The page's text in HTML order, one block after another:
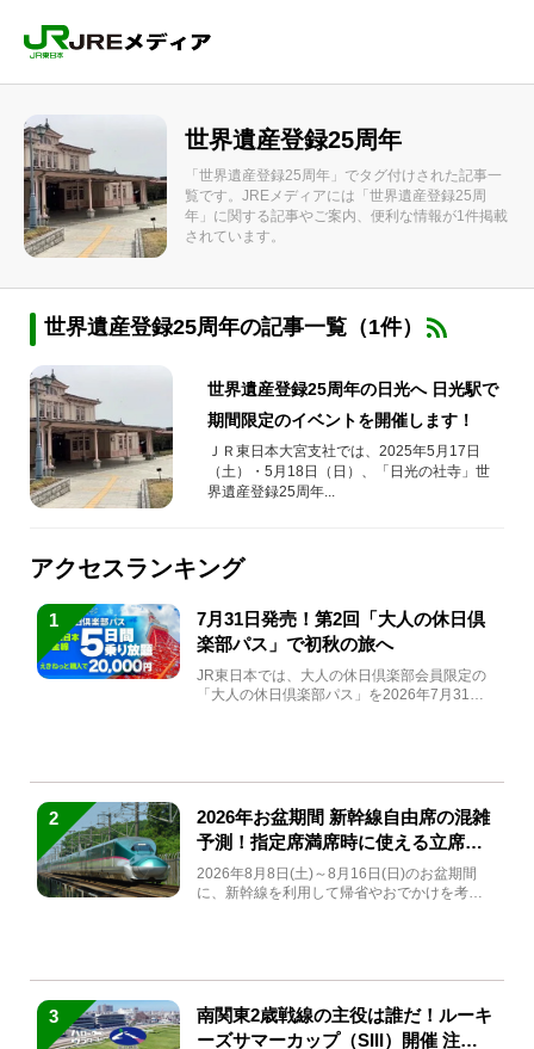
世界遺産登録25周年
「世界遺産登録25周年」でタグ付けされた記事一
覧です。JREメディアには「世界遺産登録25周
年」に関する記事やご案内、便利な情報が1件掲載
されています。
世界遺産登録25周年の記事一覧（1件）
世界遺産登録25周年の日光へ 日光駅で
期間限定のイベントを開催します！
ＪＲ東日本大宮支社では、2025年5月17日
（土）・5月18日（日）、「日光の社寺」世
界遺産登録25周年...
アクセスランキング
1
7月31日発売！第2回「大人の休日倶
楽部パス」で初秋の旅へ
JR東日本では、大人の休日倶楽部会員限定の
「大人の休日倶楽部パス」を2026年7月31日
2
2026年お盆期間 新幹線自由席の混雑
予測！指定席満席時に使える立席特
急券も解説
2026年8月8日(土)～8月16日(日)のお盆期間
に、新幹線を利用して帰省やおでかけを考え
3
南関東2歳戦線の主役は誰だ！ルーキ
ーズサマーカップ（SIII）開催 注目